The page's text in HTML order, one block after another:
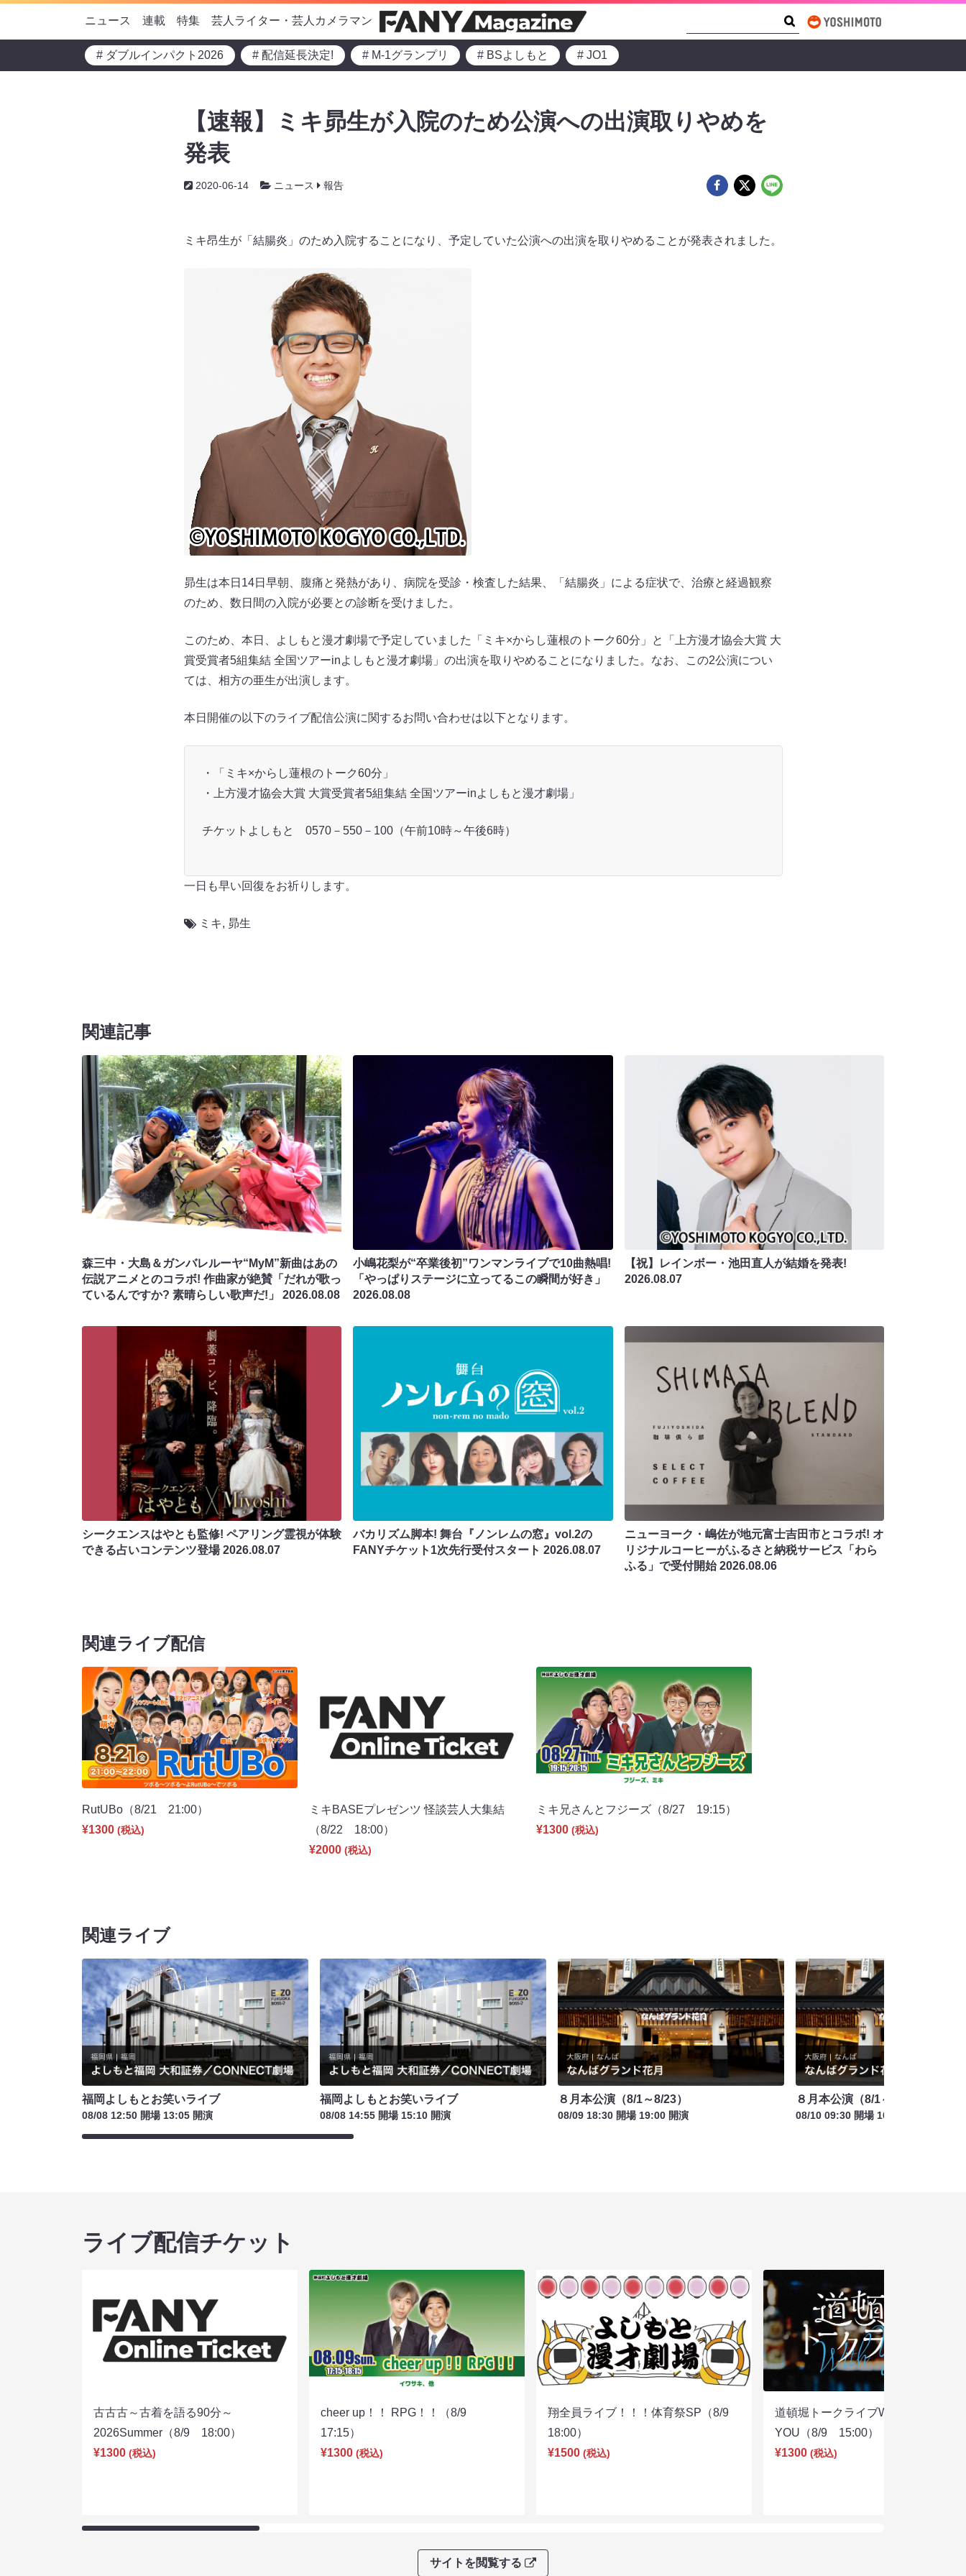
ニュース 連載 特集 芸人ライター・芸人カメラマン
# ダブルインパクト2026 # 配信延長決定! # M-1グランプリ # BSよしもと # JO1
【速報】ミキ昴生が入院のため公演への出演取りやめを
発表
2020-06-14 ニュース 報告
ミキ昂生が「結腸炎」のため入院することになり、予定していた公演への出演を取りやめることが発表されました。
昴生は本日14日早朝、腹痛と発熱があり、病院を受診・検査した結果、「結腸炎」による症状で、治療と経過観察
のため、数日間の入院が必要との診断を受けました。
このため、本日、よしもと漫才劇場で予定していました「ミキ×からし蓮根のトーク60分」と「上方漫才協会大賞 大
賞受賞者5組集結 全国ツアーinよしもと漫才劇場」の出演を取りやめることになりました。なお、この2公演につい
ては、相方の亜生が出演します。
本日開催の以下のライブ配信公演に関するお問い合わせは以下となります。
・「ミキ×からし蓮根のトーク60分」
・上方漫才協会大賞 大賞受賞者5組集結 全国ツアーinよしもと漫才劇場」
チケットよしもと 0570－550－100（午前10時～午後6時）
一日も早い回復をお祈りします。
ミキ, 昴生
関連記事
森三中・大島＆ガンバレルーヤ“MyM”新曲はあの
伝説アニメとのコラボ! 作曲家が絶賛「だれが歌っ
ているんですか? 素晴らしい歌声だ!」 2026.08.08
小嶋花梨が“卒業後初”ワンマンライブで10曲熱唱!
「やっぱりステージに立ってるこの瞬間が好き」
2026.08.08
【祝】レインボー・池田直人が結婚を発表!
2026.08.07
シークエンスはやとも監修! ペアリング霊視が体験
できる占いコンテンツ登場2026.08.07
バカリズム脚本! 舞台『ノンレムの窓』vol.2の
FANYチケット1次先行受付スタート2026.08.07
ニューヨーク・嶋佐が地元富士吉田市とコラボ! オ
リジナルコーヒーがふるさと納税サービス「わら
ふる」で受付開始2026.08.06
関連ライブ配信
RutUBo（8/21 21:00）
¥1300 (税込)
ミキBASEプレゼンツ 怪談芸人大集結
（8/22 18:00）
¥2000 (税込)
ミキ兄さんとフジーズ（8/27 19:15）
¥1300 (税込)
関連ライブ
福岡よしもとお笑いライブ
08/08 12:50 開場 13:05 開演
福岡よしもとお笑いライブ
08/08 14:55 開場 15:10 開演
８月本公演（8/1～8/23）
08/09 18:30 開場 19:00 開演
８月本公演（8/1～8/23）
08/10 09:30 開場 10:00 開演
ライブ配信チケット
古古古～古着を語る90分～
2026Summer（8/9 18:00）
¥1300 (税込)
cheer up！！ RPG！！（8/9
17:15）
¥1300 (税込)
翔全員ライブ！！！体育祭SP（8/9
18:00）
¥1500 (税込)
道頓堀トークライブWITH
YOU（8/9 15:00）
¥1300 (税込)
サイトを閲覧する